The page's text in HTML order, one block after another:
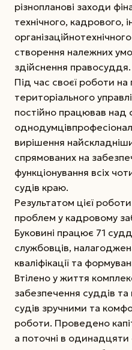
різнопланові заходи
технічного, кадрового,
створення належних
здійснення правосуддя.
Під час своєї роботи на
територіального
постійно працював над
вирішення
спрямованих на
функціонування всіх
судів краю.
Результатом цієї
проблем у кадровому
Буковині працює 71
службовців,
кваліфікації та
Втілено у життя
забезпечення суддів та
судів зручними та
роботи. Проведено
а поточні в